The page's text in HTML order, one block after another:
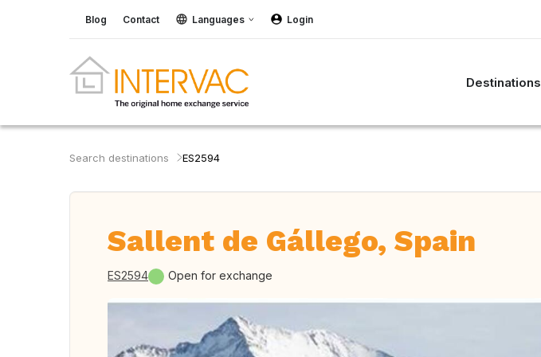
Blog Contact Languages Login
Destinations
Search destinations ES2594
Sallent de Gállego, Spain
ES2594 Open for exchange